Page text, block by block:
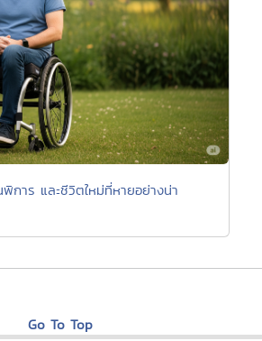
การ และชีวิตใหม่ที่หายอย่างน่า
Go To Top